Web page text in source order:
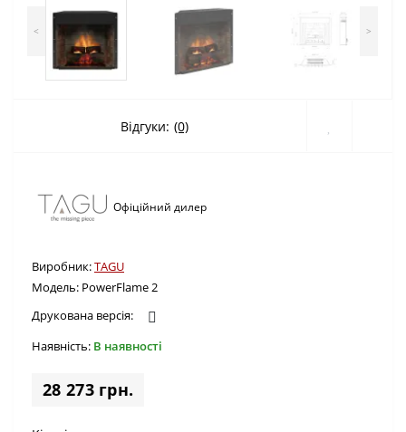
< >
Відгуки: (0)
Виробник:TAGU
Модель: PowerFlame 2
Друкована версія:
Наявність: В наявності
28 273 грн.
Офіційний дилер